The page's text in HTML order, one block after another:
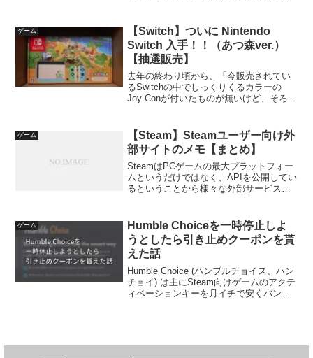
う！！というわけで今回はSteamで販売
されている...
ゲーム
【Switch】ついに Nintendo
Switch 入手！！（あつ森ver.）
【抽選販売】
去年の終わり頃から、「今販売されてい
るSwitchの中でしっくりくるカラーの
Joy-Conが付いたものが無いけど、そろそ
あつ森のダウンロード版が同梱された
Switch...
ゲーム
【Steam】Steamユーザー向け外
部サイトのメモ【まとめ】
SteamはPCゲームの最大プラットフォー
ムというだけではなく、APIを公開してい
るということから様々な外部サービスが
ます。紹介に移る前にSteamの外部サイ
トにおける...
ゲーム
Humble Choiceを一時停止しよ
うとしたら引き止めクーポンを貰
えた話
Humble Choice (ハンブルチョイス、ハン
チョイ) は主にSteam向けゲームのアクテ
ィベーションキーを月イチで安くバンド